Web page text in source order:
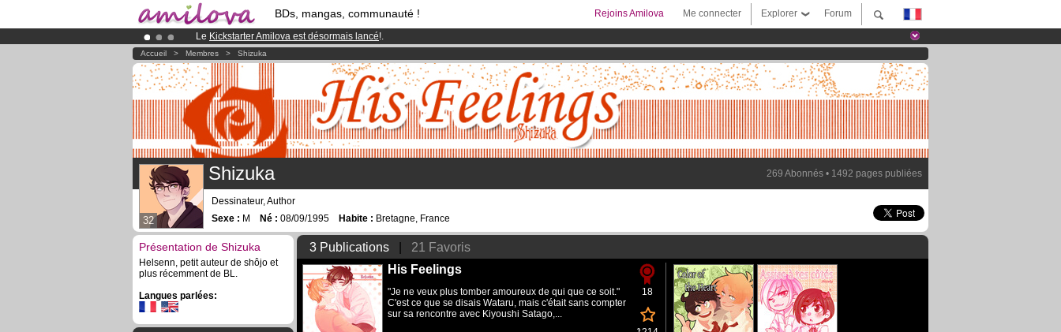
BDs, mangas, communauté ! Forum
Explorer
Me connecter
Rejoins Amilova
Le Kickstarter Amilova est désormais lancé!.
Déjà 100000membreset 1000BDs & Mangas!
Abonnement premium: à partir de3.95 eurospar mois !Clique ici pour t'abonner
Accueil > Membres > Shizuka
269 Abonnés • 1492 pages publiées
32
Shizuka
Dessinateur, Author
Sexe : M Né : 08/09/1995 Habite : Bretagne, France
Présentation de Shizuka
Helsenn, petit auteur de shôjo et
plus récemment de BL.
Langues parlées:
3 Publications 21 Favoris
18
His Feelings
"Je ne veux plus tomber amoureux de qui que ce soit."
C'est ce que se disais Wataru, mais c'était sans compter
sur sa rencontre avec Kiyoushi Satago,...